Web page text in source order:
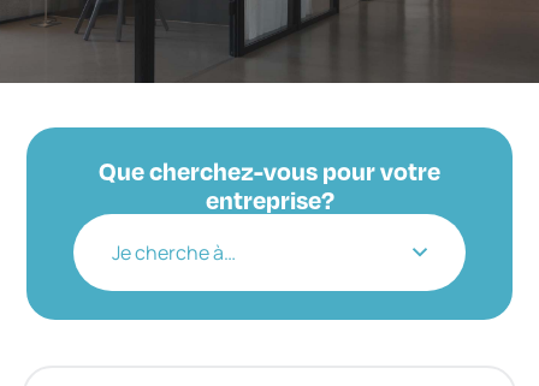
Que cherchez-vous pour votre
entreprise?
Je cherche à…